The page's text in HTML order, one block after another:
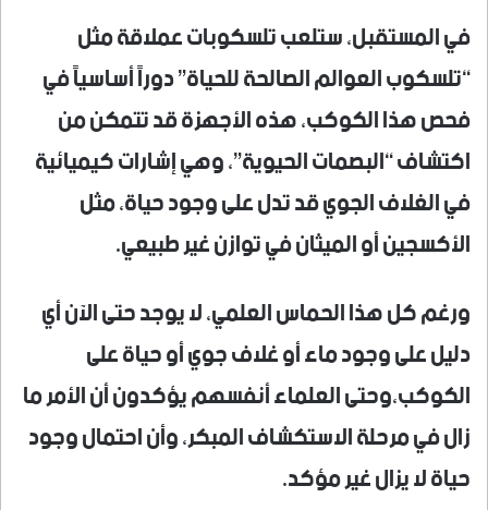
في المستقبل، ستلعب تلسكوبات عملاقة مثل
“تلسكوب العوالم الصالحة للحياة” دوراً أساسياً في
فحص هذا الكوكب، هذه الأجهزة قد تتمكن من
اكتشاف “البصمات الحيوية”، وهي إشارات كيميائية
في الغلاف الجوي قد تدل على وجود حياة، مثل
الأكسجين أو الميثان في توازن غير طبيعي.
ورغم كل هذا الحماس العلمي، لا يوجد حتى الآن أي
دليل على وجود ماء أو غلاف جوي أو حياة على
الكوكب،وحتى العلماء أنفسهم يؤكدون أن الأمر ما
زال في مرحلة الاستكشاف المبكر، وأن احتمال وجود
حياة لا يزال غير مؤكد.